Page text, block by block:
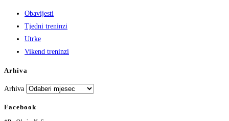
Obavijesti
Tjedni treninzi
Utrke
Vikend treninzi
Arhiva
Arhiva
Facebook